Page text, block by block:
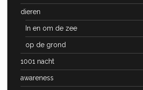
dieren
In en om de zee
op de grond
1001 nacht
awareness